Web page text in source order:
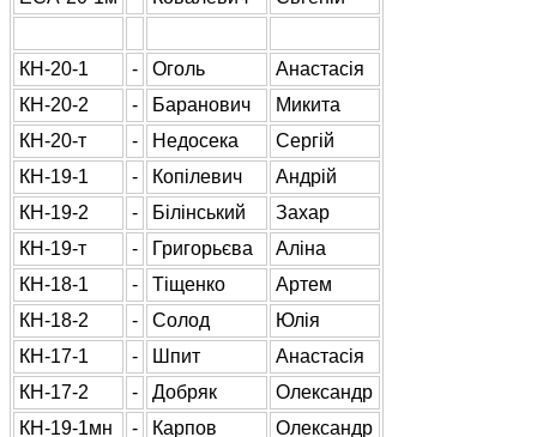
КН-20-1 - Оголь
Анастасія
КН-20-2
- Баранович
Микита
КН-20-т
- Недосека
Сергій
КН-19-1
- Копілевич
Андрій
КН-19-2
- Білінський
Захар
КН-19-т
- Григорьєва
Аліна
КН-18-1
- Тіщенко
Артем
КН-18-2
- Солод
Юлія
КН-17-1
- Шпит
Анастасія
КН-17-2
- Добряк
Олександр
КН-19-1мн
- Карпов
Олександр